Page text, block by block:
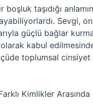
taşıdığı
Sevgi,
güçlü bağlar
kabul
toplumsal
Kimlikler